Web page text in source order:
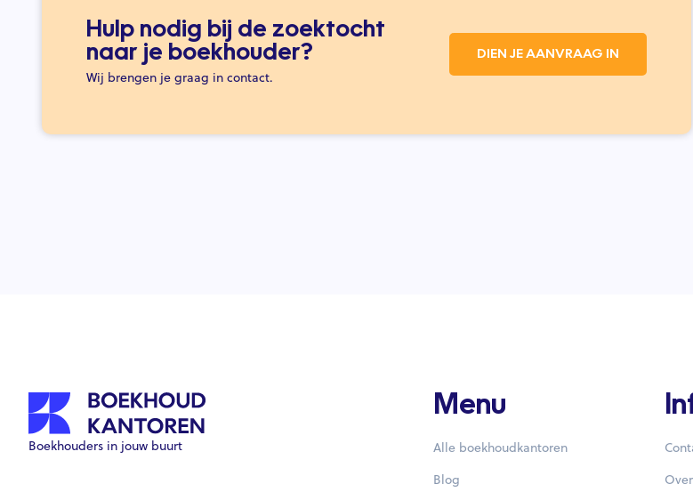
Hulp nodig bij de zoektocht
naar je boekhouder?
Wij brengen je graag in contact.
DIEN JE AANVRAAG IN
Boekhouders in jouw buurt
Menu
Alle boekhoudkantoren
Blog